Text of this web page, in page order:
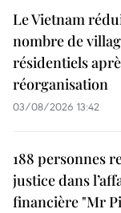
Le Vietnam
nombre de
résidentiels
réorganisation
03/08/2026 13:42
188 personnes
justice dans
financière "Mr